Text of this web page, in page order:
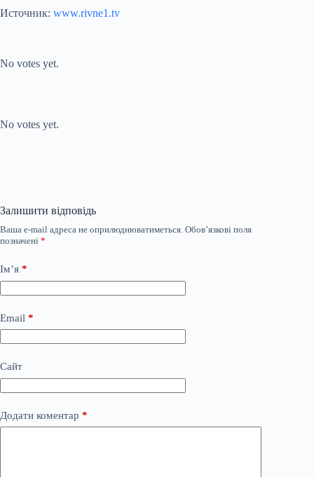
Источник: www.rivne1.tv
No votes yet.
No votes yet.
Залишити відповідь
Ваша e-mail адреса не оприлюднюватиметься. Обов’язкові поля
позначені *
Ім’я *
Email *
Сайт
Додати коментар *